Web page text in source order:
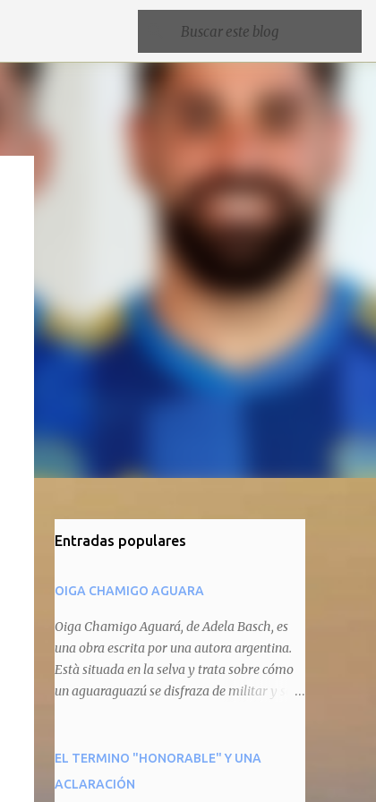
Entradas populares
OIGA CHAMIGO AGUARA
Oiga Chamigo Aguará, de Adela Basch, es
una obra escrita por una autora argentina.
Està situada en la selva y trata sobre cómo
un aguaraguazú se disfraza de militar y se
animal que pretenda circular por ahí. En
primera instancia aparece Teteu, el tero,
EL TERMINO "HONORABLE" Y UNA
ACLARACIÓN